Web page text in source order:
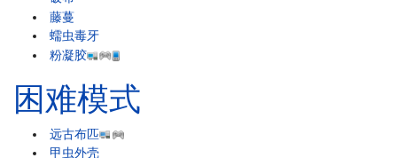
藤蔓
蠕虫毒牙
粉凝胶
困难模式
远古布匹
甲虫外壳